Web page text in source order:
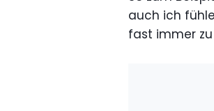
auch ich
fast immer